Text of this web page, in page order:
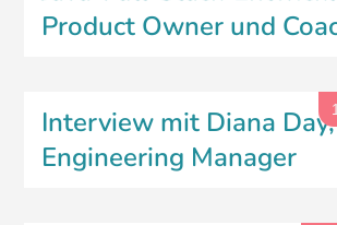
Product Owner und
Interview mit Diana
Engineering Manager